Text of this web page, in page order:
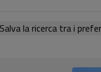
Salva la ricerca tra i